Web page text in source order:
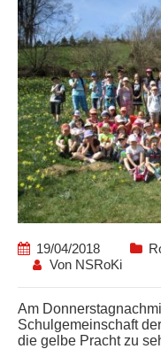
19/04/2018
Von NSRoKi
Am
Schulgemeinschaft
die gelbe Pracht zu